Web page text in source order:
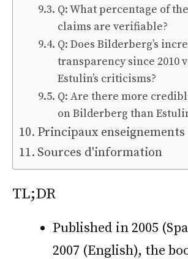
Q: What percentage of the
claims are verifiable?
Q: Does Bilderberg’s
transparency since 2010
Estulin’s criticisms?
Q: Are there more
on Bilderberg than
Principaux enseignements
Sources d'information
TL;DR
Published in 2005
2007 (English), the